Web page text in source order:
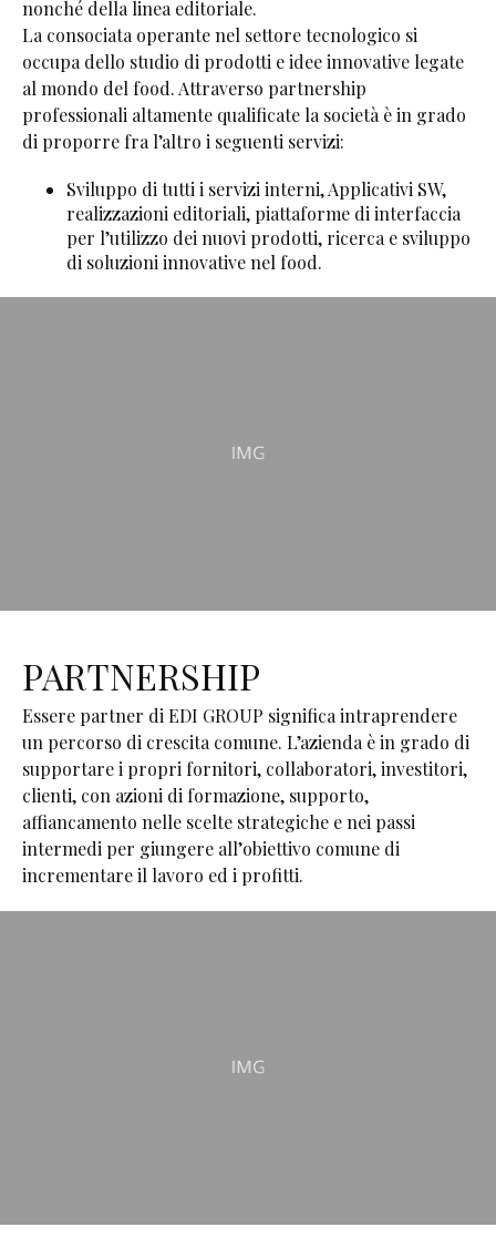
nonché della linea editoriale.
La consociata operante nel settore tecnologico si
occupa dello studio di prodotti e idee innovative legate
al mondo del food. Attraverso partnership
professionali altamente qualificate la società è in grado
di proporre fra l’altro i seguenti servizi:
Sviluppo di tutti i servizi interni, Applicativi SW,
realizzazioni editoriali, piattaforme di interfaccia
per l’utilizzo dei nuovi prodotti, ricerca e sviluppo
di soluzioni innovative nel food.
PARTNERSHIP
Essere partner di EDI GROUP significa intraprendere
un percorso di crescita comune. L’azienda è in grado di
supportare i propri fornitori, collaboratori, investitori,
clienti, con azioni di formazione, supporto,
affiancamento nelle scelte strategiche e nei passi
intermedi per giungere all’obiettivo comune di
incrementare il lavoro ed i profitti.